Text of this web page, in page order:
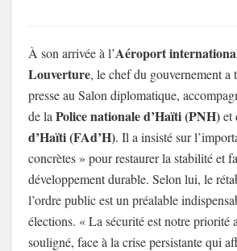
À son arrivée à l’Aéroport
Louverture, le chef du gouvernement a
presse au Salon diplomatique,
de la Police nationale d’Haïti (PNH)et
d’Haïti (FAd’H). Il a insisté sur
concrètes » pour restaurer la stabilité et
développement durable. Selon lui, le
l’ordre public est un préalable
élections. « La sécurité est notre priorité
souligné, face à la crise persistante qui